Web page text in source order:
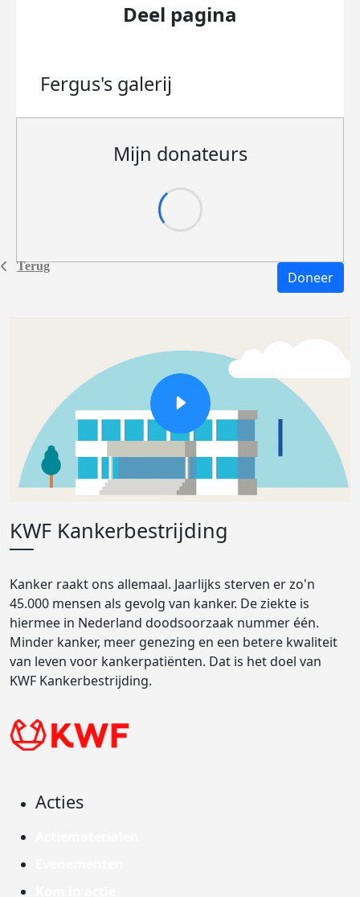
Terug
Deel pagina
Fergus's galerij
Mijn donateurs
Doneer
KWF Kankerbestrijding
Kanker raakt ons allemaal. Jaarlijks sterven er zo'n
45.000 mensen als gevolg van kanker. De ziekte is
hiermee in Nederland doodsoorzaak nummer één.
Minder kanker, meer genezing en een betere kwaliteit
van leven voor kankerpatiënten. Dat is het doel van
KWF Kankerbestrijding.
Acties